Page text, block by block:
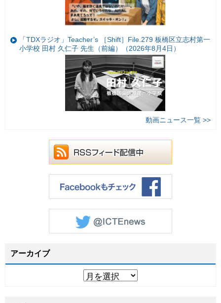
「TDXラジオ」Teacher’s ［Shift］File.279 板橋区立志村第一
小学校 田村 久仁子 先生（前編）（2026年8月4日）
動画ニュース一覧 >>
アーカイブ